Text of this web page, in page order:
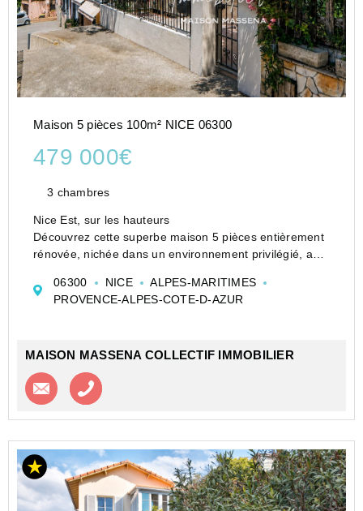
Maison 5 pièces 100m² NICE 06300
479 000€
3 chambres
Nice Est, sur les hauteurs
Découvrez cette superbe maison 5 pièces entièrement
rénovée, nichée dans un environnement privilégié, au
qui allie confort moderne, luminosité et qualité de vie,
tout en b...
06300 NICE
ALPES-MARITIMES
PROVENCE-ALPES-COTE-D-AZUR
MAISON MASSENA COLLECTIF IMMOBILIER
Contacter l'agence